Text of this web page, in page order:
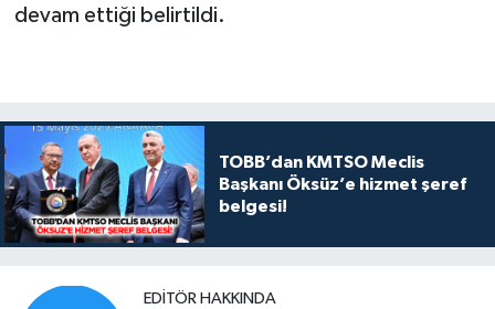
devam ettiği belirtildi.
TOBB’dan KMTSO Meclis
Başkanı Öksüz’e hizmet şeref
belgesi!
EDITÖR HAKKINDA